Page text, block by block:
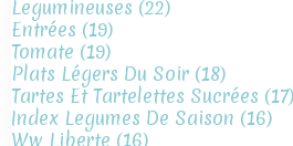
Legumineuses (22)
Entrées (19)
Tomate (19)
Plats Légers Du Soir (18)
Tartes Et Tartelettes Sucrées (17)
Index Legumes De Saison (16)
Ww Liberte (16)